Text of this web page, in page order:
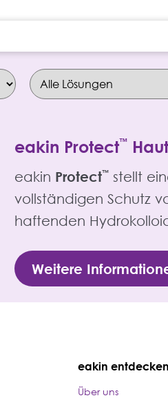
eakin Protect™
eakin Protect™stellt
vollständigen Schutz
haftenden
Weitere
eakin entdecken
Über uns